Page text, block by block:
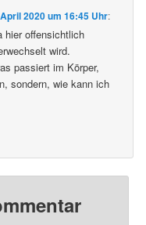
2020 um 16:45 Uhr:
hier offensichtlich
wird.
passiert im Körper,
sondern, wie kann ich